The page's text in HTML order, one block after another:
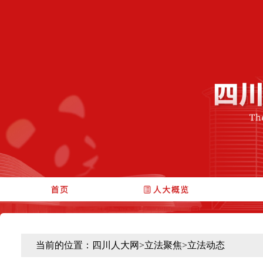
当前的位置： 四川人大网>立法聚焦>立法动态